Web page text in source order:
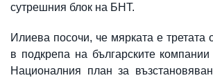
сутрешния блок на БНТ.
Илиева посочи, че мярката е
в подкрепа на българските
Националния план за